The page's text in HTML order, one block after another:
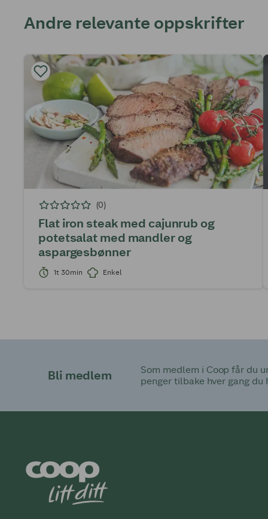
Andre relevante oppskrifter
(0)
Flat iron steak med cajunrub og
potetsalat med mandler og
aspargesbønner
1t 30min Enkel
Bli medlem
Som medlem i Coop får du
penger tilbake hver gang du